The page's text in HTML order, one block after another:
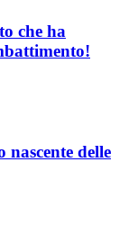
che ha
delle